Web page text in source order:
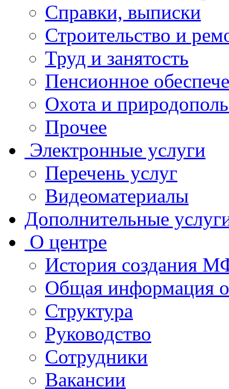
Справки, выписки
Строительство и
Труд и занятость
Пенсионное
Охота и
Прочее
Электронные услуги
Перечень услуг
Видеоматериалы
Дополнительные
О центре
История создания
Общая
Структура
Руководство
Сотрудники
Вакансии